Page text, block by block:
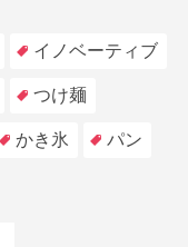
イノベーティブ
つけ麺
かき氷 パン